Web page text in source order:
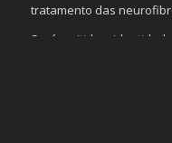
tratamento das
Será omitida a